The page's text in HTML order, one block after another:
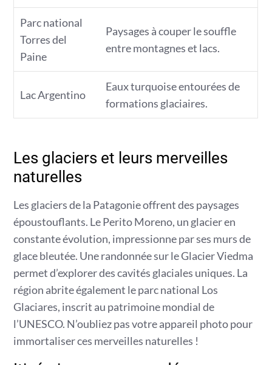
Parc national
Torres del
Paine
Paysages à couper le souffle
entre montagnes et lacs.
Lac Argentino
Eaux turquoise entourées de
formations glaciaires.
Les glaciers et leurs merveilles
naturelles
Les glaciers de la Patagonie offrent des paysages
époustouflants. Le Perito Moreno, un glacier en
constante évolution, impressionne par ses murs de
glace bleutée. Une randonnée sur le Glacier Viedma
permet d’explorer des cavités glaciales uniques. La
région abrite également le parc national Los
Glaciares, inscrit au patrimoine mondial de
l’UNESCO. N’oubliez pas votre appareil photo pour
immortaliser ces merveilles naturelles !